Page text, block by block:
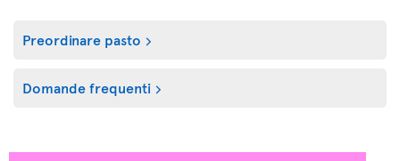
Preordinare pasto
Domande frequenti